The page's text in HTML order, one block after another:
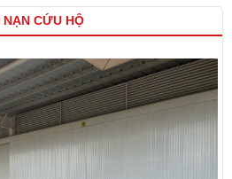
CỨU HỘ